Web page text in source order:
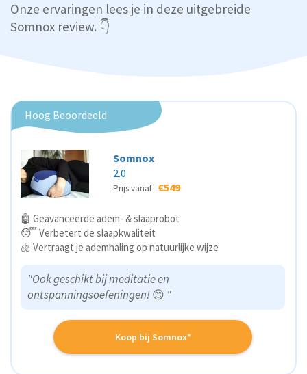
Onze ervaringen lees je in deze uitgebreide
Somnox review. 👇
Hoog Beoordeeld
Somnox
2.0
Prijs vanaf €549
🤖 Geavanceerde adem- & slaaprobot
😴 Verbetert de slaapkwaliteit
🫁 Vertraagt je ademhaling op natuurlijke wijze
"Ook geschikt bij meditatie en
ontspanningsoefeningen!😊 "
Koop bij Somnox*